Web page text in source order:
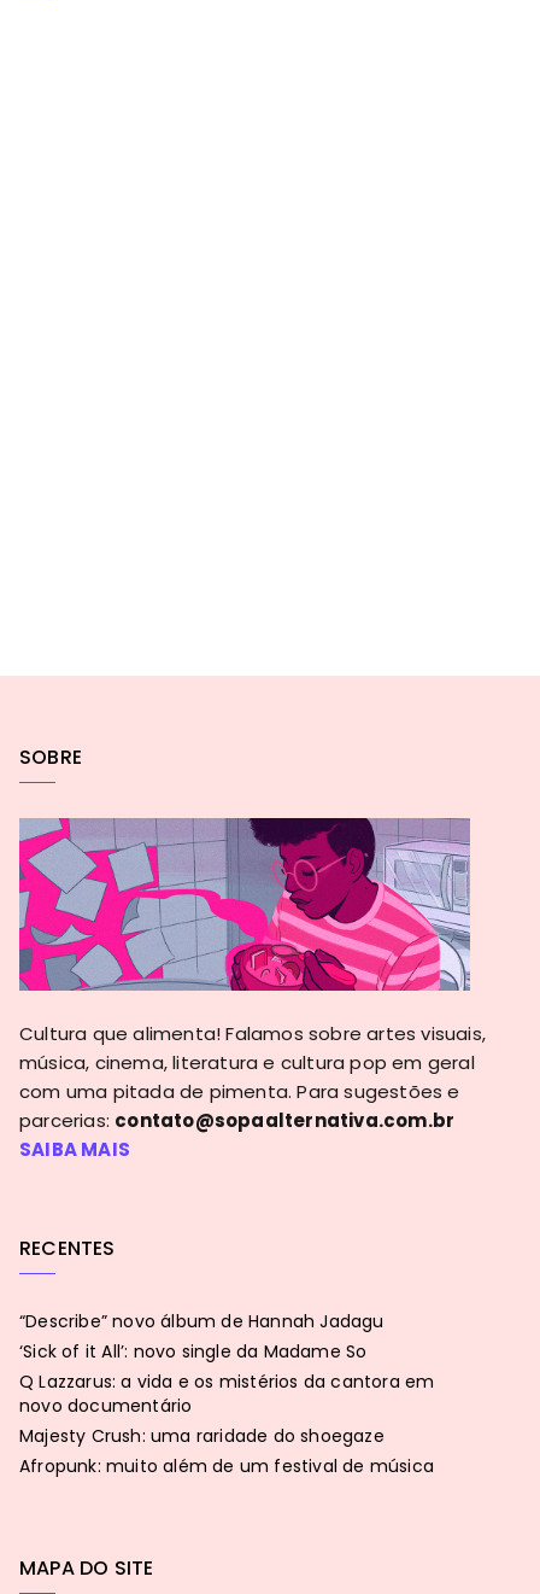
SOBRE
Cultura que alimenta! Falamos sobre artes visuais,
música, cinema, literatura e cultura pop em geral
com uma pitada de pimenta. Para sugestões e
parcerias: contato@sopaalternativa.com.br
SAIBA MAIS
RECENTES
“Describe” novo álbum de Hannah Jadagu
‘Sick of it All’: novo single da Madame So
Q Lazzarus: a vida e os mistérios da cantora em
novo documentário
Majesty Crush: uma raridade do shoegaze
Afropunk: muito além de um festival de música
MAPA DO SITE